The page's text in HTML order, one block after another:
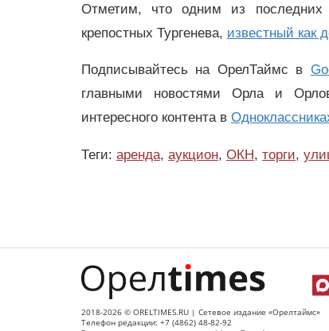
Отметим, что одним из
крепостных Тургенева, известный как
Подписывайтесь на ОрелТаймс в
главными новостями Орла и
интересного контента в
Теги: аренда, аукцион, ОКН, торги,
2018-2026 © ORELTIMES.RU | Сетевое издание «Орелтаймс»
Телефон редакции: +7 (4862) 48-82-92